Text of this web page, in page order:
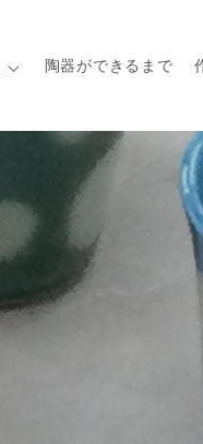
陶器ができるまで